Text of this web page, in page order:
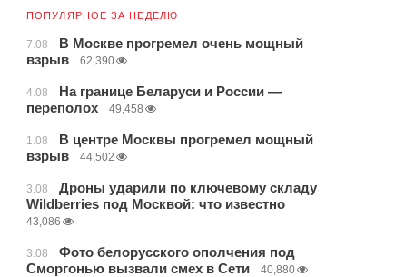
ПОПУЛЯРНОЕ ЗА НЕДЕЛЮ
7.08
В Москве прогремел очень мощный
взрыв
62,390
4.08
На границе Беларуси и России —
переполох
49,458
1.08
В центре Москвы прогремел мощный
взрыв
44,502
3.08
Дроны ударили по ключевому складу
Wildberries под Москвой: что известно
43,086
3.08
Фото белорусского ополчения под
Сморгонью вызвали смех в Сети
40,880